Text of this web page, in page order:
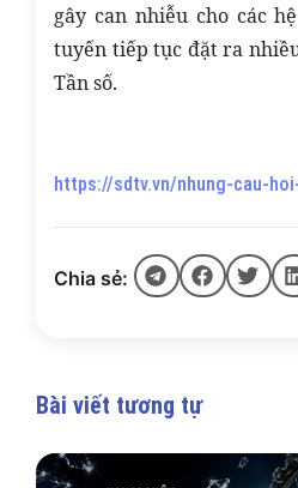
gây can nhiễu cho các
tuyến tiếp tục đặt ra
Tần số.
https://sdtv.vn/nhung-cau-
Chia sẻ:
Bài viết tương tự